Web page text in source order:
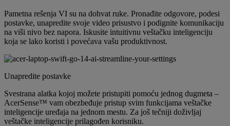
Pametna rešenja VI su na dohvat ruke. Pronađite odgovore, podesi
postavke, unapredite svoje video prisustvo i podignite komunikaciju
na viši nivo bez napora. Iskusite intuitivnu veštačku inteligenciju
koja se lako koristi i povećava vašu produktivnost.
Unapredite postavke
Svestrana alatka kojoj možete pristupiti pomoću jednog dugmeta –
AcerSense™ vam obezbeđuje pristup svim funkcijama veštačke
inteligencije uređaja na jednom mestu. Za još tečniji doživljaj
veštačke inteligencije prilagođen korisniku.